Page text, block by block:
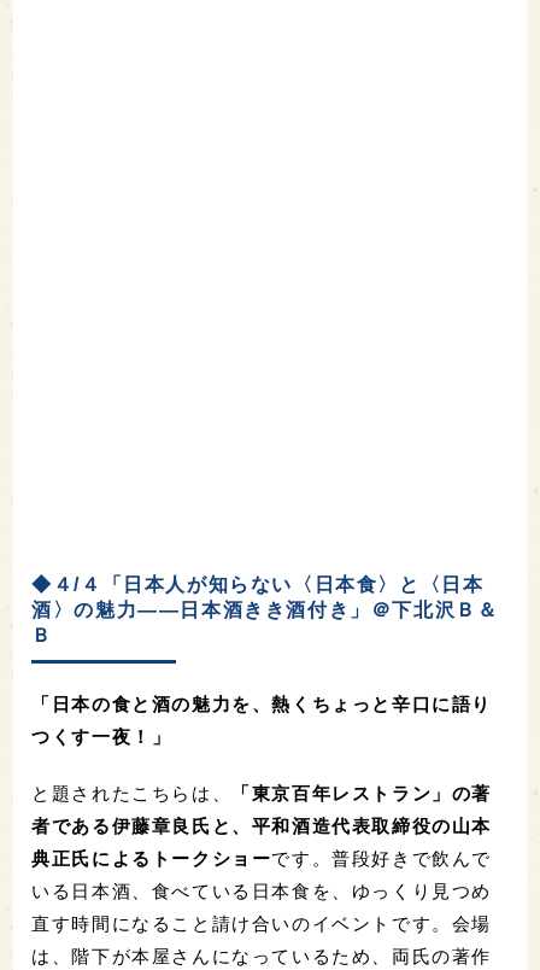
◆４/４「日本人が知らない〈日本食〉と〈日本
酒〉の魅力――日本酒きき酒付き」＠下北沢Ｂ＆
Ｂ
「日本の食と酒の魅力を、熱くちょっと辛口に語り
つくす一夜！」
と題されたこちらは、
「東京百年レストラン」の著
者である伊藤章良氏と、平和酒造代表取締役の山本
典正氏によるトークショーです。普段好きで飲んで
いる日本酒、食べている日本食を、ゆっくり見つめ
直す時間になること請け合いのイベントです。会場
は、階下が本屋さんになっているため、両氏の著作